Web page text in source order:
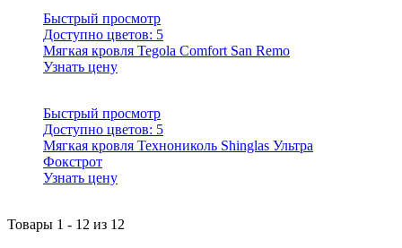
Быстрый просмотр
Доступно цветов: 5
Мягкая кровля Tegola Comfort San Remo
Узнать цену
Быстрый просмотр
Доступно цветов: 5
Мягкая кровля Технониколь Shinglas Ультра
Фокстрот
Узнать цену
Товары 1 - 12 из 12